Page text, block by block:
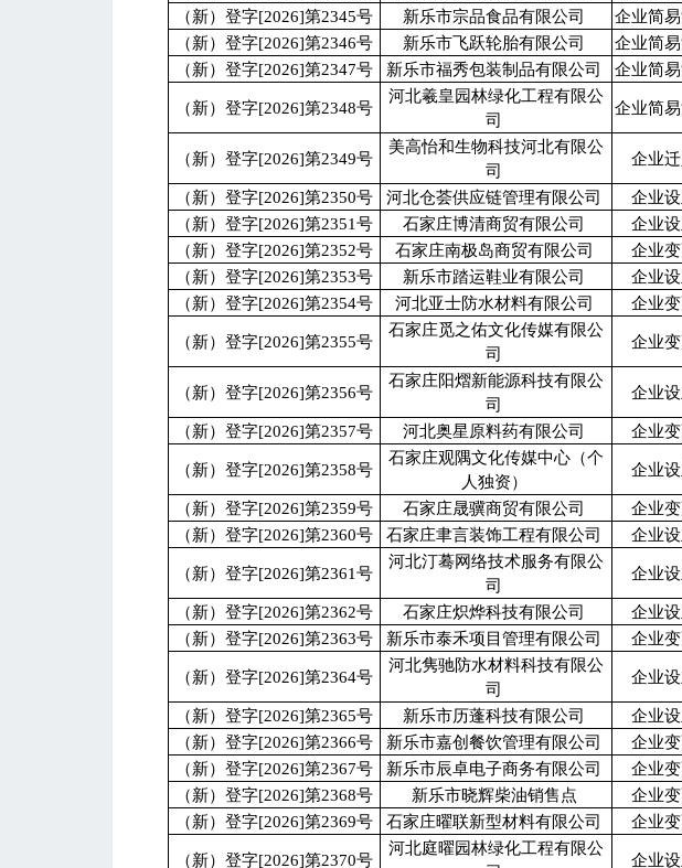
（新）登字[2026]第2345号
新乐市宗品食品有限公司 企业简
（新）登字[2026]第2346号
新乐市飞跃轮胎有限公司 企业简
（新）登字[2026]第2347号
新乐市福秀包装制品有限公司 企业简
（新）登字[2026]第2348号
河北羲皇园林绿化工程有限公
司
企业简
（新）登字[2026]第2349号
美高怡和生物科技河北有限公
司
企业
（新）登字[2026]第2350号 河北仓荟供应链管理有限公司 企业
（新）登字[2026]第2351号
石家庄博清商贸有限公司 企业
（新）登字[2026]第2352号
石家庄南极岛商贸有限公司 企业
（新）登字[2026]第2353号
新乐市踏运鞋业有限公司 企业
（新）登字[2026]第2354号
河北亚士防水材料有限公司 企业
（新）登字[2026]第2355号
石家庄觅之佑文化传媒有限公
司
企业
（新）登字[2026]第2356号
石家庄阳熠新能源科技有限公
司
企业
（新）登字[2026]第2357号 河北奥星原料药有限公司 企业
（新）登字[2026]第2358号
石家庄观隅文化传媒中心（个
人独资）
企业
（新）登字[2026]第2359号 石家庄晟骥商贸有限公司 企业
（新）登字[2026]第2360号
石家庄聿言装饰工程有限公司 企业
（新）登字[2026]第2361号
河北汀蓦网络技术服务有限公
司
企业
（新）登字[2026]第2362号 石家庄炽烨科技有限公司 企业
（新）登字[2026]第2363号
新乐市泰禾项目管理有限公司 企业
（新）登字[2026]第2364号
河北隽驰防水材料科技有限公
司
企业
（新）登字[2026]第2365号 新乐市历蓬科技有限公司 企业
（新）登字[2026]第2366号
新乐市嘉创餐饮管理有限公司 企业
（新）登字[2026]第2367号
新乐市辰卓电子商务有限公司 企业
（新）登字[2026]第2368号
新乐市晓辉柴油销售点 企业
（新）登字[2026]第2369号
石家庄曜联新型材料有限公司 企业
（新）登字[2026]第2370号
河北庭曜园林绿化工程有限公
企业